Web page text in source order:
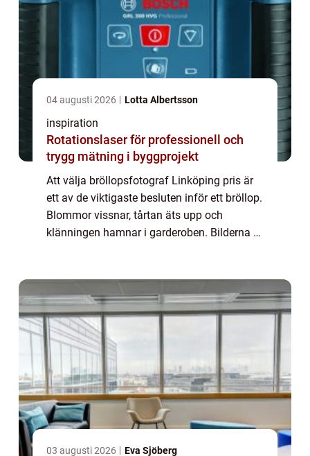
04 augusti 2026 Lotta Albertsson
inspiration
Rotationslaser för professionell och
trygg mätning i byggprojekt
Att välja bröllopsfotograf Linköping pris är
ett av de viktigaste besluten inför ett bröllop.
Blommor vissnar, tårtan äts upp och
klänningen hamnar i garderoben. Bilderna är
03 augusti 2026 Eva Sjöberg